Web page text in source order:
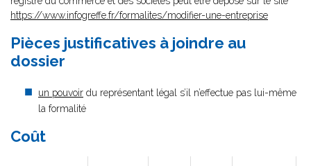
https://www.infogreffe.fr/formalites/modifier-une-entreprise
Pièces justificatives à joindre au
dossier
un pouvoir du représentant légal s’il n’effectue pas lui-même
la formalité
Coût